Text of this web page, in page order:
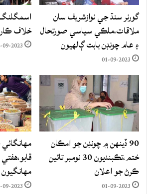
گورنر سنڌ جي نوازشريف سان
ملاقات،ملڪي سياسي صورتحال
۽ عام چونڊن بابت ڳالهيون
01-09-2023
خلاف
09-2023
90 ڏينهن ۾ چونڊن جو امڪان
ختم،تڪبنديون 30 نومبر تائين
ڪرڻ جو اعلان
01-09-2023
09-2023